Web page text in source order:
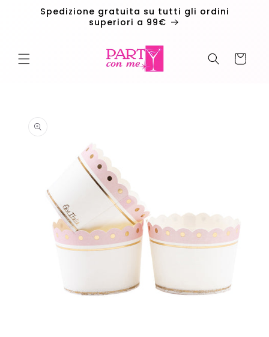
direttamenteSpedizione gratuita su tutti gli ordini
superiori a 99€
Carrello
prodotto